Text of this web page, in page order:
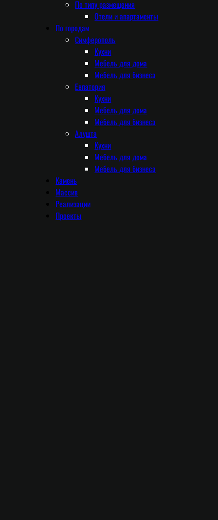
По типу размещения
Отели и апартаменты
По городам
Симферополь
Кухни
Мебель для дома
Мебель для бизнеса
Евпатория
Кухни
Мебель для дома
Мебель для бизнеса
Алушта
Кухни
Мебель для дома
Мебель для бизнеса
Камень
Массив
Реализации
Проекты